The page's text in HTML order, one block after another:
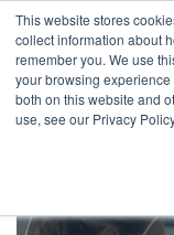
This website stores
collect information about
remember you. We use
your browsing
both on this website and
use, see our Privacy
For the latest